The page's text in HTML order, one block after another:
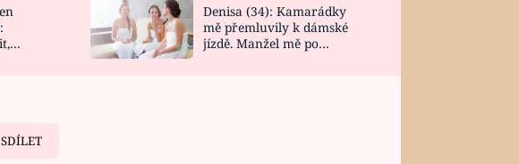
DESIGN
Denisa (34): Kamarádky
mě přemluvily k dámské
jízdě. Manžel mě po
SDÍLET